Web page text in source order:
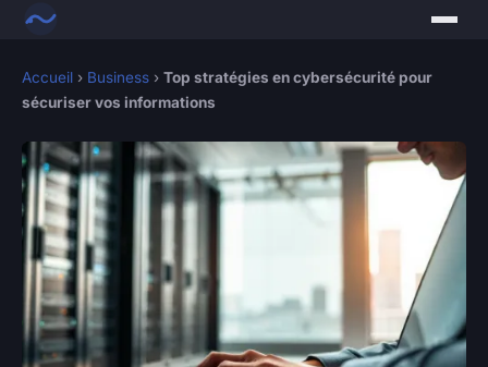
Accueil › Business › Top stratégies en cybersécurité pour
sécuriser vos informations